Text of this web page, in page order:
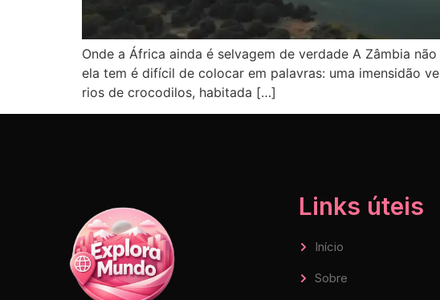
Onde a África ainda é selvagem de verdade A Zâmbia
ela tem é difícil de colocar em palavras: uma imensidão
rios de crocodilos, habitada […]
Links úteis
Início
Sobre